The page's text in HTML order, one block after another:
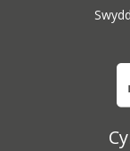
Cyngor Sir